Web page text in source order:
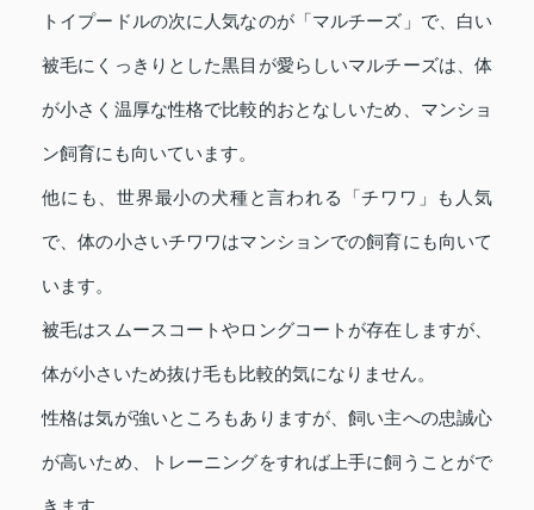
トイプードルの次に人気なのが「マルチーズ」で、白い
被毛にくっきりとした黒目が愛らしいマルチーズは、体
が小さく温厚な性格で比較的おとなしいため、マンショ
ン飼育にも向いています。
他にも、世界最小の犬種と言われる「チワワ」も人気
で、体の小さいチワワはマンションでの飼育にも向いて
います。
被毛はスムースコートやロングコートが存在しますが、
体が小さいため抜け毛も比較的気になりません。
性格は気が強いところもありますが、飼い主への忠誠心
が高いため、トレーニングをすれば上手に飼うことがで
きます。